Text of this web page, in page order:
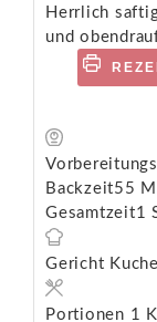
Herrlich
und
Backzeit55
Gesamtzeit1
Gericht
Portionen 1